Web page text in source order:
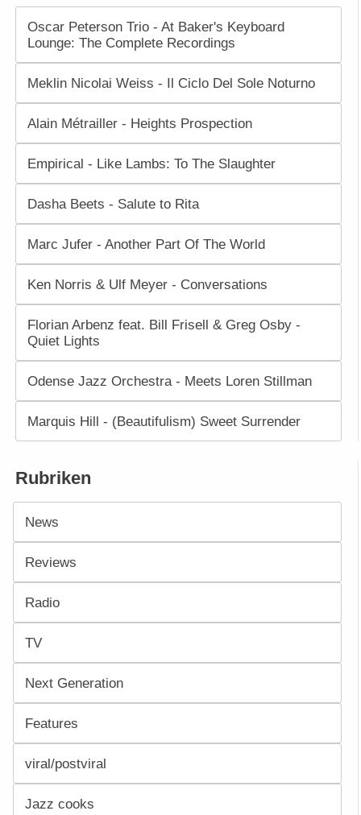
Oscar Peterson Trio - At Baker's Keyboard
Lounge: The Complete Recordings
Meklin Nicolai Weiss - Il Ciclo Del Sole Noturno
Alain Métrailler - Heights Prospection
Empirical - Like Lambs: To The Slaughter
Dasha Beets - Salute to Rita
Marc Jufer - Another Part Of The World
Ken Norris & Ulf Meyer - Conversations
Florian Arbenz feat. Bill Frisell & Greg Osby -
Quiet Lights
Odense Jazz Orchestra - Meets Loren Stillman
Marquis Hill - (Beautifulism) Sweet Surrender
Rubriken
News
Reviews
Radio
TV
Next Generation
Features
viral/postviral
Jazz cooks